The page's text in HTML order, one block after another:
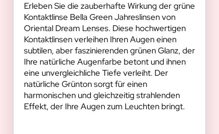
Erleben Sie die zauberhafte Wirkung der grüne
Kontaktlinse Bella Green Jahreslinsen von
Oriental Dream Lenses. Diese hochwertigen
Kontaktlinsen verleihen Ihren Augen einen
subtilen, aber faszinierenden grünen Glanz, der
Ihre natürliche Augenfarbe betont und ihnen
eine unvergleichliche Tiefe verleiht. Der
natürliche Grünton sorgt für einen
harmonischen und gleichzeitig strahlenden
Effekt, der Ihre Augen zum Leuchten bringt.